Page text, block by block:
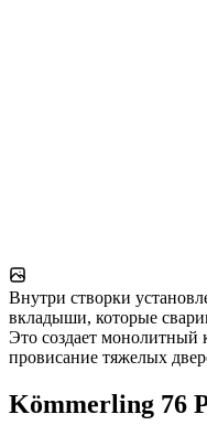
Внутри створки
вкладыши, которые
Это создает
провисание тяжелых
Kömmerling 76